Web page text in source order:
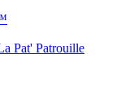
Pat' Patrouille